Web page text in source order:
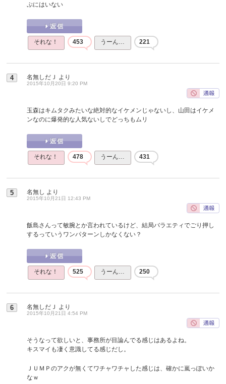
ぷにはいない
それな！ 453 うーん… 221
4 名無しだＪ より
2015年10月20日 9:20 PM
玉森はキムタクみたいな絶対的なイケメンじゃないし、山田はイケメ
ンなのに爆発的な人気ないしでどっちもムリ
それな！ 478 うーん… 431
5 名無し より
2015年10月21日 12:43 PM
飯島さんって敏腕とか言われているけど、結局バラエティでごり押し
するっていうワンパターンしかなくない？
それな！ 525 うーん… 250
6 名無しだＪ より
2015年10月21日 4:54 PM
そうなって欲しいと、事務所が目論んでる感じはあるよね。
キスマイも凄く意識してる感じだし。
ＪＵＭＰのアクが無くてワチャワチャした感じは、確かに嵐っぽいか
なｗ